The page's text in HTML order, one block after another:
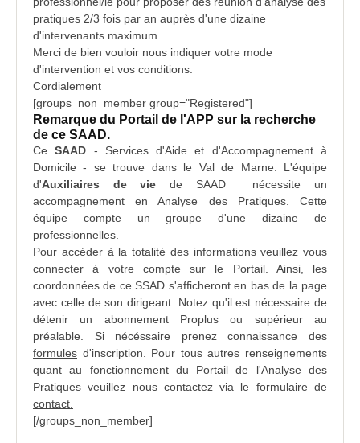
pratiques 2/3 fois par an auprès d'une dizaine
d'intervenants maximum.
Merci de bien vouloir nous indiquer votre mode
d'intervention et vos conditions.
Cordialement
[groups_non_member group="Registered"]
Remarque du Portail de l'APP sur la recherche
de ce SAAD.
CeSAAD - Services d'Aide et d'Accompagnement à
Domicile - se trouve dans le Val de Marne. L'équipe
d'Auxiliaires de vie de SAAD nécessite un
accompagnement en Analyse des Pratiques. Cette
équipe compte un groupe d'une dizaine de
professionnelles.
Pour accéder à la totalité des informations veuillez vous
connecter à votre compte sur le Portail. Ainsi, les
coordonnées de ce SSAD s'afficheront en bas de la page
avec celle de son dirigeant. Notez qu'il est nécessaire de
détenir un abonnement Proplus ou supérieur au
préalable. Si nécéssaire prenez connaissance des
formules d'inscription . Pour tous autres renseignements
quant au fonctionnement du Portail de l'Analyse des
Pratiques veuillez nous contactez via le formulaire de
contact
[/groups_non_member]